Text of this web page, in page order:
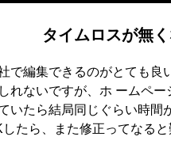
タイムロスが無
で編集できるのがとても良
れないですが、ホ ームペ
いたら結局同じぐらい時間
たら、また修正ってなると